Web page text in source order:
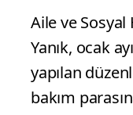
Aile ve Sosyal
Yanık, ocak
yapılan
bakım